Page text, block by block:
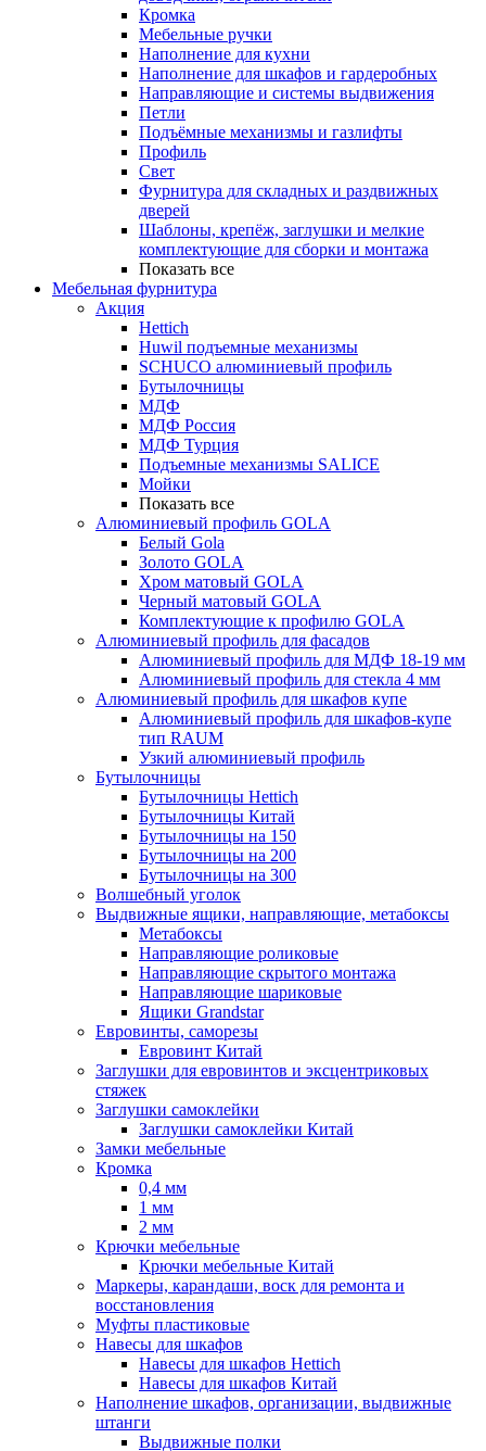
Кромка
Мебельные ручки
Наполнение для кухни
Наполнение для шкафов и гардеробных
Направляющие и системы выдвижения
Петли
Подъёмные механизмы и газлифты
Профиль
Свет
Фурнитура для складных и раздвижных
дверей
Шаблоны, крепёж, заглушки и мелкие
комплектующие для сборки и монтажа
Показать все
Мебельная фурнитура
Акция
Hettich
Huwil подъемные механизмы
SCHUCO алюминиевый профиль
Бутылочницы
МДФ
МДФ Россия
МДФ Турция
Подъемные механизмы SALICE
Мойки
Показать все
Алюминиевый профиль GOLA
Белый Gola
Золото GOLA
Хром матовый GOLA
Черный матовый GOLA
Комплектующие к профилю GOLA
Алюминиевый профиль для фасадов
Алюминиевый профиль для МДФ 18-19 мм
Алюминиевый профиль для стекла 4 мм
Алюминиевый профиль для шкафов купе
Алюминиевый профиль для шкафов-купе
тип RAUM
Узкий алюминиевый профиль
Бутылочницы
Бутылочницы Hettich
Бутылочницы Китай
Бутылочницы на 150
Бутылочницы на 200
Бутылочницы на 300
Волшебный уголок
Выдвижные ящики, направляющие, метабоксы
Метабоксы
Направляющие роликовые
Направляющие скрытого монтажа
Направляющие шариковые
Ящики Grandstar
Евровинты, саморезы
Евровинт Китай
Заглушки для евровинтов и эксцентриковых
стяжек
Заглушки самоклейки
Заглушки самоклейки Китай
Замки мебельные
Кромка
0,4 мм
1 мм
2 мм
Крючки мебельные
Крючки мебельные Китай
Маркеры, карандаши, воск для ремонта и
восстановления
Муфты пластиковые
Навесы для шкафов
Навесы для шкафов Hettich
Навесы для шкафов Китай
Наполнение шкафов, организации, выдвижные
штанги
Выдвижные полки